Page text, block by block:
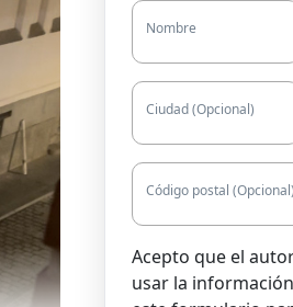
Nombre
Ciudad (Opcional)
Código postal (Opcional)
Acepto que el
usar la